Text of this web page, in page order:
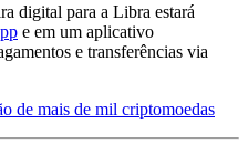
digital para a Libra estará
e em um aplicativo
e transferências via
de mais de mil criptomoedas